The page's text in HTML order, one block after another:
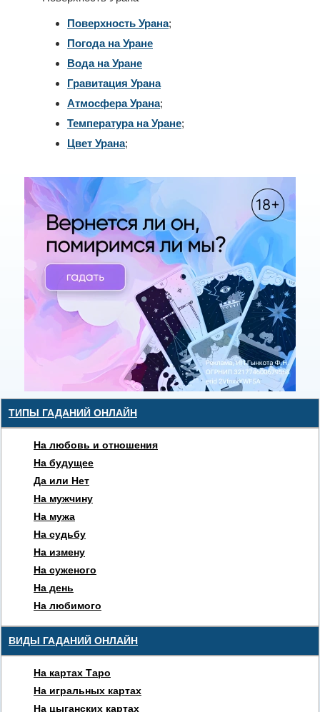
Поверхность Урана;
Погода на Уране
Вода на Уране
Гравитация Урана
Атмосфера Урана;
Температура на Уране;
Цвет Урана;
ТИПЫ ГАДАНИЙ ОНЛАЙН
На любовь и отношения
На будущее
Да или Нет
На мужчину
На мужа
На судьбу
На измену
На суженого
На день
На любимого
ВИДЫ ГАДАНИЙ ОНЛАЙН
На картах Таро
На игральных картах
На цыганских картах